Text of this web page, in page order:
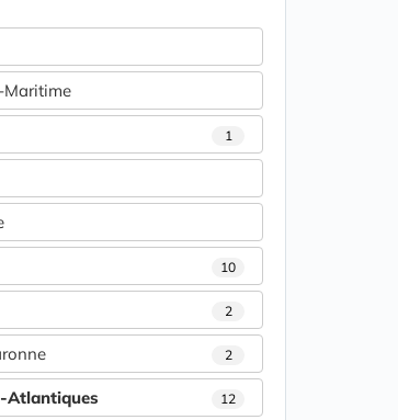
Maritime
1
10
2
2
Atlantiques 12